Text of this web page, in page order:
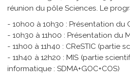
réunion du pôle Sciences. Le
- 10h00 à 10h30 : Présentation du
- 10h30 à 11h00 : Présentation du
- 11h00 à 11h40 : CReSTIC (partie
- 11h40 à 12h20 : MIS (partie
informatique : SDMA+GOC+COS)